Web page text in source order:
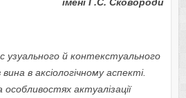
імені Г.С. Сковороди
узуального й контекстуального
в аксіологічному аспекті.
актуалізації